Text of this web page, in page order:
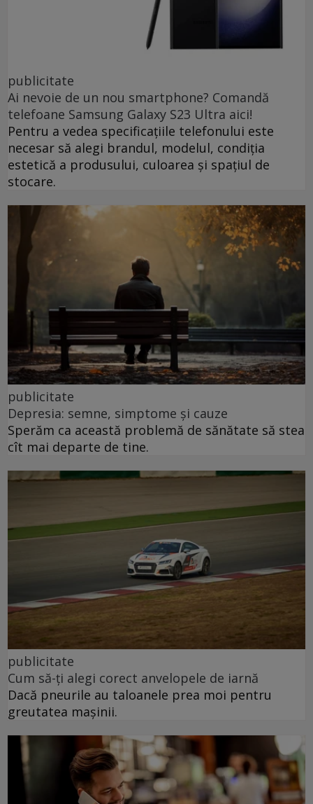
publicitate
Ai nevoie de un nou smartphone? Comandă
telefoane Samsung Galaxy S23 Ultra aici!
Pentru a vedea specificațiile telefonului este
necesar să alegi brandul, modelul, condiția
estetică a produsului, culoarea și spațiul de
stocare.
publicitate
Depresia: semne, simptome și cauze
Sperăm ca această problemă de sănătate să stea
cît mai departe de tine.
publicitate
Cum să-ți alegi corect anvelopele de iarnă
Dacă pneurile au taloanele prea moi pentru
greutatea mașinii.